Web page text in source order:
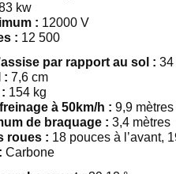
kw
: 12000 V
: 12 500
par rapport au sol : 34
: 7,6 cm
154 kg
à 50km/h : 9,9 mètres
de braquage : 3,4 mètres
roues : 18 pouces à l’avant,
Carbone